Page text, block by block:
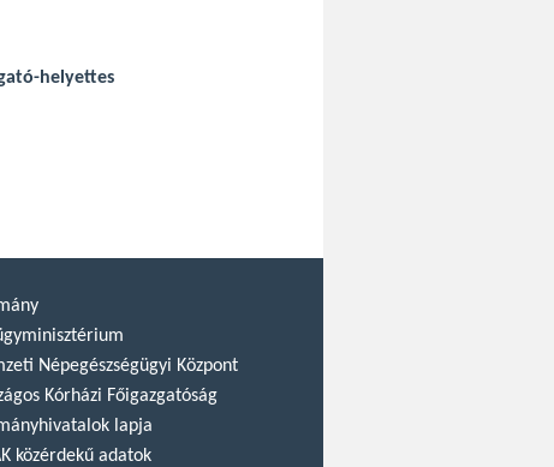
helyettes
Népegészségügyi Központ
Kórházi Főigazgatóság
lapja
közérdekű adatok